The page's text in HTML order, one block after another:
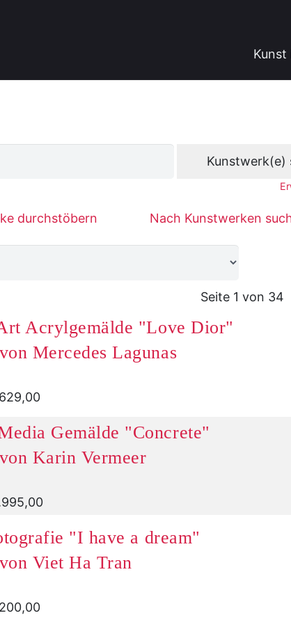
Kunst
durchstöbern Nach Kunstwerken
Seite 1 von 34
Acrylgemälde "Love Dior"
Mercedes Lagunas
Gemälde "Concrete"
Karin Vermeer
"I have a dream"
Viet Ha Tran